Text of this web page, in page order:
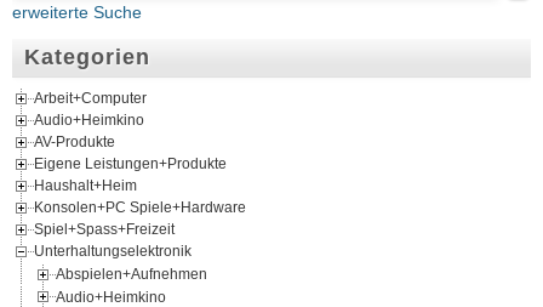
erweiterte Suche
Kategorien
Arbeit+Computer
Audio+Heimkino
AV-Produkte
Eigene Leistungen+Produkte
Haushalt+Heim
Konsolen+PC Spiele+Hardware
Spiel+Spass+Freizeit
Unterhaltungselektronik
Abspielen+Aufnehmen
Audio+Heimkino